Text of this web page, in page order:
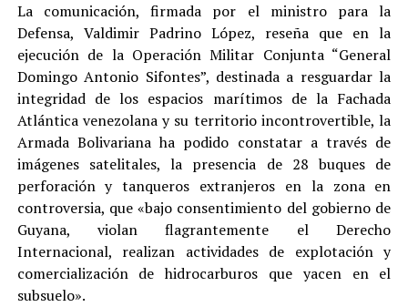
La comunicación, firmada por el ministro para la
Defensa, Valdimir Padrino López, reseña que en la
ejecución de la Operación Militar Conjunta “General
Domingo Antonio Sifontes”, destinada a resguardar la
integridad de los espacios marítimos de la Fachada
Atlántica venezolana y su territorio incontrovertible, la
Armada Bolivariana ha podido constatar a través de
imágenes satelitales, la presencia de 28 buques de
perforación y tanqueros extranjeros en la zona en
controversia, que «bajo consentimiento del gobierno de
Guyana, violan flagrantemente el Derecho
Internacional, realizan actividades de explotación y
comercialización de hidrocarburos que yacen en el
subsuelo».